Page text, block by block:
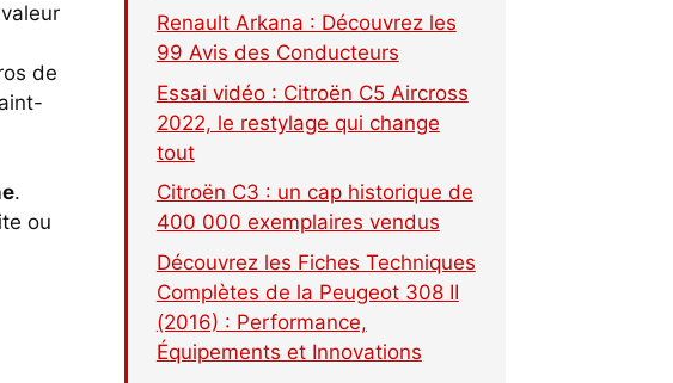
de
.
ou
Renault Arkana : Découvrez les
99 Avis des Conducteurs
Essai vidéo : Citroën C5 Aircross
2022, le restylage qui change
tout
Citroën C3 : un cap historique de
400 000 exemplaires vendus
Découvrez les Fiches Techniques
Complètes de la Peugeot 308 II
(2016) : Performance,
Équipements et Innovations